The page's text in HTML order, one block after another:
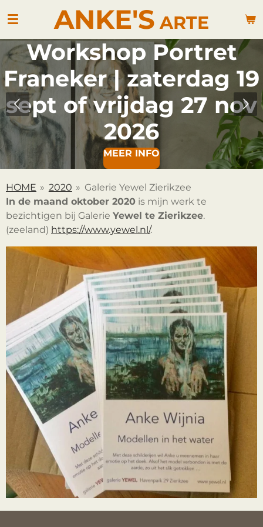
Ga
direct
naar
de
hoofdinhoud
ANKE'S ARTE
Workshop Portret
Franeker | zaterdag 19
sept of vrijdag 27 nov
2026
MEER INFO
HOME » 2020 » Galerie Yewel Zierikzee
In de maand oktober 2020 is mijn werk te
bezichtigen bij Galerie Yewel te Zierikzee.
(zeeland) https://www.yewel.nl/.